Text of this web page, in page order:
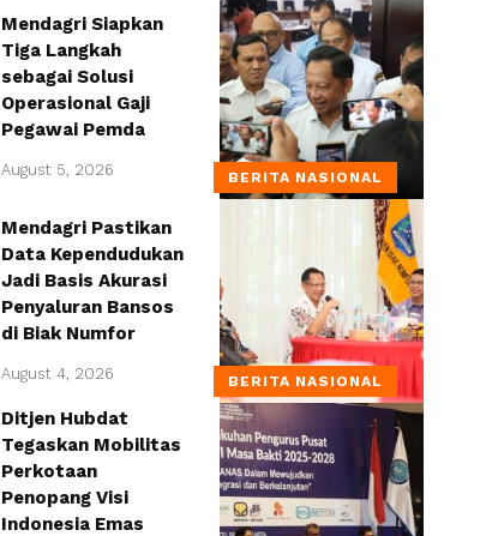
BERITA NASIONAL
Mendagri Siapkan
Tiga Langkah
sebagai Solusi
Operasional Gaji
Pegawai Pemda
August 5, 2026
BERITA NASIONAL
Mendagri Pastikan
Data Kependudukan
Jadi Basis Akurasi
Penyaluran Bansos
di Biak Numfor
August 4, 2026
Ditjen Hubdat
Tegaskan Mobilitas
Perkotaan
Penopang Visi
Indonesia Emas